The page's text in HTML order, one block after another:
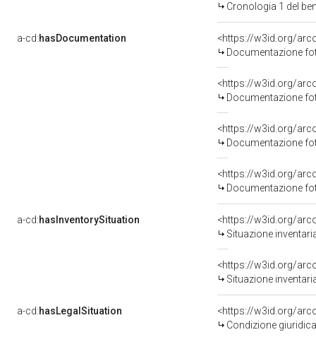
Cronologia 1 del
a-cd:hasDocumentation
Documentazione
Documentazione
Documentazione
Documentazione
a-cd:hasInventorySituation
<https://w3id.org/
Situazione
<https://w3id.org/
Situazione
a-cd:hasLegalSituation
<https://w3id.org/
Condizione